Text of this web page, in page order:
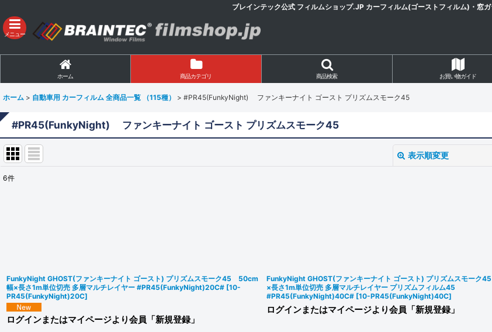
ブレインテック公式 フィルムショップ.JP カーフィルム(ゴーストフィルム)・窓
メニュー
ホーム 商品カテゴリ 商品検索 お買い物ガイド
ホーム > 自動車用 カーフィルム 全商品一覧 （115種） > #PR45(FunkyNight) ファンキーナイト ゴースト プリズムスモーク45
#PR45(FunkyNight) ファンキーナイト ゴースト プリズムスモーク45
表示順変更
6件
FunkyNight GHOST(ファンキーナイト ゴースト) プリズムスモーク45 50cm
幅×長さ1m単位切売 多層マルチレイヤー #PR45(FunkyNight)20C# [10-
PR45(FunkyNight)20C]
ログインまたはマイページより会員「新規登録」
FunkyNight GHOST(ファンキーナイト ゴースト) プリズムスモーク
×長さ1m単位切売 多層マルチレイヤー プリズムフィルム45
#PR45(FunkyNight)40C# [10-PR45(FunkyNight)40C]
ログインまたはマイページより会員「新規登録」